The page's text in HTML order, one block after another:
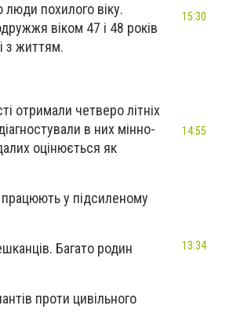
похилого віку.
віком 47 і 48 років
з життям.
отримали четверо літніх
в них мінно-
оцінюється як
працюють у підсиленому
Багато родин
проти цивільного
15:30
14:55
13:34